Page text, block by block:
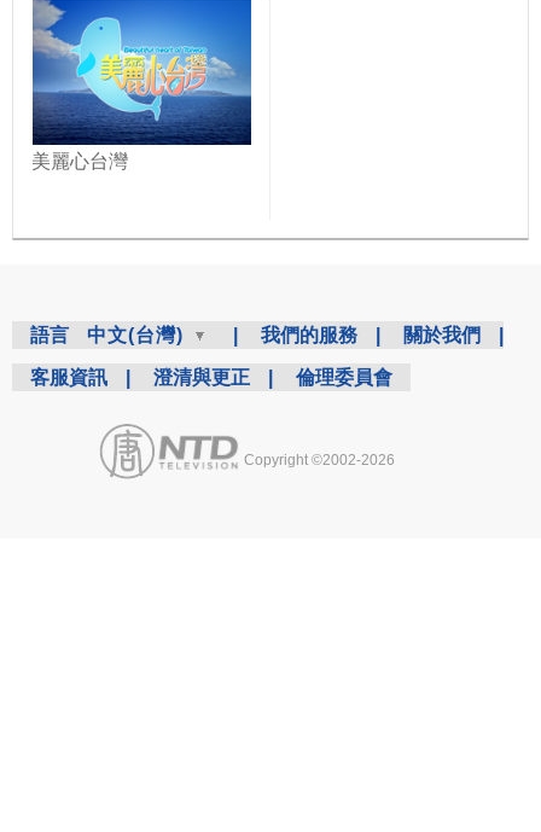
美麗心台灣
語言 中文(台灣) 我們的服務 關於我們
客服資訊 澄清與更正 倫理委員會
Copyright ©2002-2026